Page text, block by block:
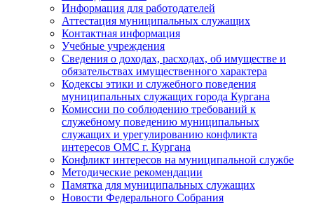
Информация для работодателей
Аттестация муниципальных служащих
Контактная информация
Учебные учреждения
Сведения о доходах, расходах, об имуществе и
обязательствах имущественного характера
Кодексы этики и служебного поведения
муниципальных служащих города Кургана
Комиссии по соблюдению требований к
служебному поведению муниципальных
служащих и урегулированию конфликта
интересов ОМС г. Кургана
Конфликт интересов на муниципальной службе
Методические рекомендации
Памятка для муниципальных служащих
Новости Федерального Cобрания